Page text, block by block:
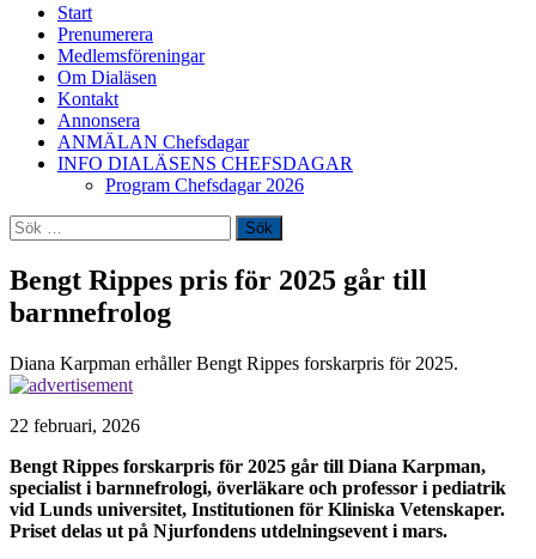
Start
Prenumerera
Medlemsföreningar
Om Dialäsen
Kontakt
Annonsera
ANMÄLAN Chefsdagar
INFO DIALÄSENS CHEFSDAGAR
Program Chefsdagar 2026
Sök
efter:
Bengt Rippes pris för 2025 går till
barnnefrolog
Diana Karpman erhåller Bengt Rippes forskarpris för 2025.
22 februari, 2026
Bengt Rippes forskarpris för 2025 går till Diana Karpman,
specialist i barnnefrologi, överläkare och professor i pediatrik
vid Lunds universitet, Institutionen för Kliniska Vetenskaper.
Priset delas ut på Njurfondens utdelningsevent i mars.